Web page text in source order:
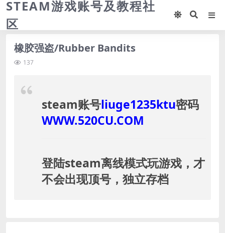
STEAM游戏账号及教程社
区
橡胶强盗/Rubber Bandits
137
steam账号liuge1235ktu密码
WWW.520CU.COM
登陆steam离线模式玩游戏，才
不会出现顶号，独立存档